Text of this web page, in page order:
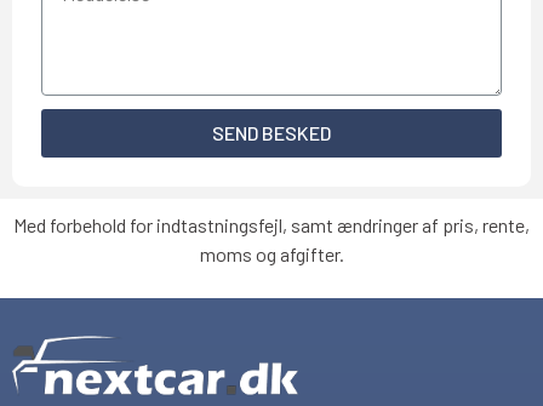
SEND BESKED
Med forbehold for indtastningsfejl, samt ændringer af pris, rente,
moms og afgifter.